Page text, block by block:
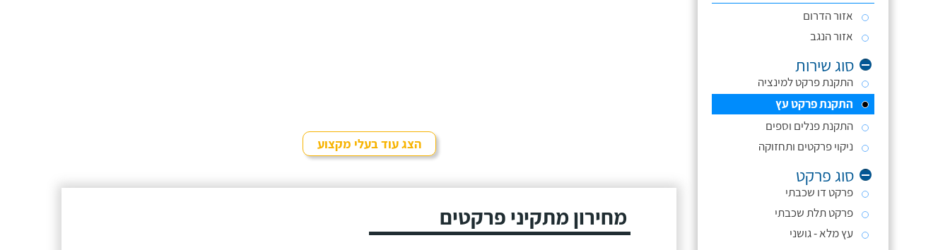
אזור הדרום
אזור הנגב
סוג שירות
התקנת פרקט למינציה
התקנת פרקט עץ
התקנת פנלים וספים
ניקוי פרקטים ותחזוקה
סוג פרקט
פרקט דו שכבתי
פרקט תלת שכבתי
עץ מלא - גושני
הצג עוד בעלי מקצוע
מחירון מתקיני פרקטים